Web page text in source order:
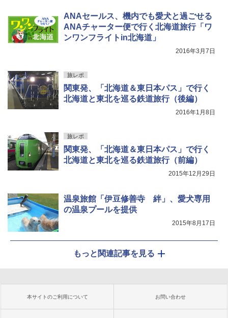
ANAセールス、機内でも愛犬と過ごせる
ANAチャーター便で行く北海道旅行「ワ
ンワンフライトin北海道」
2016年3月7日
旅レポ
関東発、「北海道＆東日本パス」で行く
北海道と東北を巡る鉄道旅行（後編）
2016年1月8日
旅レポ
関東発、「北海道＆東日本パス」で行く
北海道と東北を巡る鉄道旅行（前編）
2015年12月29日
温泉旅館「伊豆修善寺 絆」、愛犬専用
の温泉プールを提供
2015年8月17日
もっと関連記事を見る
本サイトのご利用について お問い合わせ